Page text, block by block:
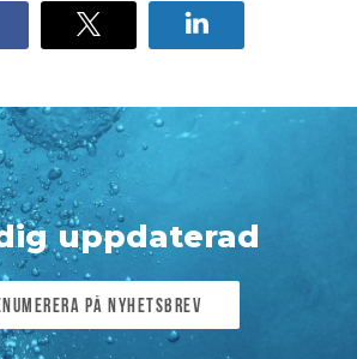
uppdaterad
på nyhetsbrev